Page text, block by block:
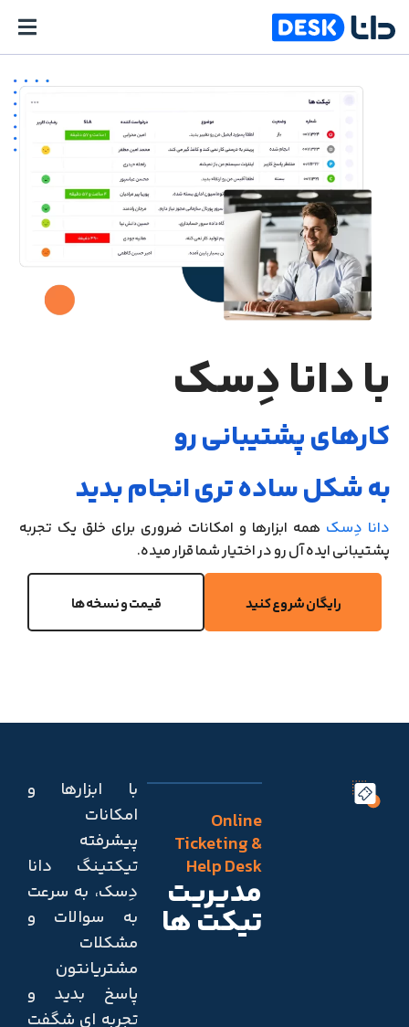
با دانا دِسک
کارهای پشتیبانی رو
به شکل ساده تری انجام بدید
دانا دِسک همه ابزارها و امکانات ضروری برای خلق یک تجربه
پشتیبانی ایده آل رو در اختیار شما قرار میده.
رایگان شروع کنید قیمت و نسخه ها
Online
Ticketing &
Help Desk
مدیریت
تیکت ها
با ابزارها و
امکانات
پیشرفته
تیکتینگ دانا
دِسک، به سرعت
به سوالات و
مشکلات
مشتریانتون
پاسخ بدید و
تجربه ای شگفت